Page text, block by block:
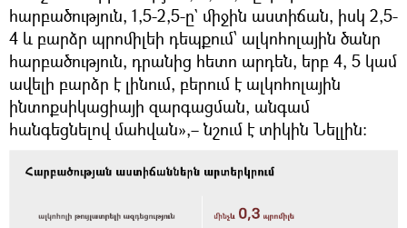
հարբածություն, 1,5-2,5-ը` միջին աստիճան, իսկ 2,5-
4 և բարձր պրոմիլեի դեպքում՝ ալկոհոլային ծանր
հարբածություն, դրանից հետո արդեն, երբ 4, 5 կամ
ավելի բարձր է լինում, բերում է ալկոհոլային
ինտոքսիկացիայի զարգացման, անգամ
հանգեցնելով մահվան»,– նշում է տիկին Նելլին։